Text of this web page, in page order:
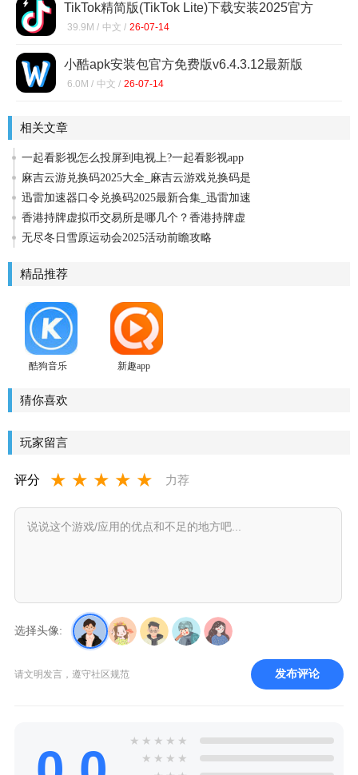
TikTok精简版(TikTok Lite)下载安装2025官方
正版37.1.3
39.9M / 中文 / 26-07-14
小酷apk安装包官方免费版v6.4.3.12最新版
6.0M / 中文 / 26-07-14
相关文章
一起看影视怎么投屏到电视上?一起看影视app
麻吉云游兑换码2025大全_麻吉云游戏兑换码是
迅雷加速器口令兑换码2025最新合集_迅雷加速
香港持牌虚拟币交易所是哪几个？香港持牌虚
无尽冬日雪原运动会2025活动前瞻攻略
精品推荐
酷狗音乐 新趣app
猜你喜欢
玩家留言
评分 ★ ★ ★ ★ ★ 力荐
选择头像:
请文明发言，遵守社区规范 发布评论
★ ★ ★ ★ ★
★ ★ ★ ★